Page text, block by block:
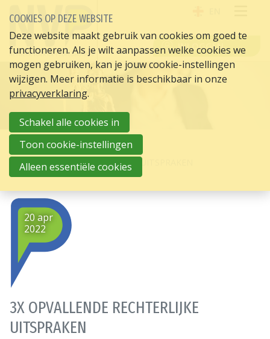
INLOGGEN
HOME
HR ACTUEEL
3X OPVALLENDE RECHTERLIJKE UITSPRAKEN
3X OPVALLENDE RECHTERLIJKE
UITSPRAKEN
20 apr
2022
COOKIES OP DEZE WEBSITE
Deze website maakt gebruik van cookies om goed te
functioneren. Als je wilt aanpassen welke cookies we
mogen gebruiken, kan je jouw cookie-instellingen
wijzigen. Meer informatie is beschikbaar in onze
privacyverklaring.
Schakel alle cookies in
Toon cookie-instellingen
Alleen essentiële cookies